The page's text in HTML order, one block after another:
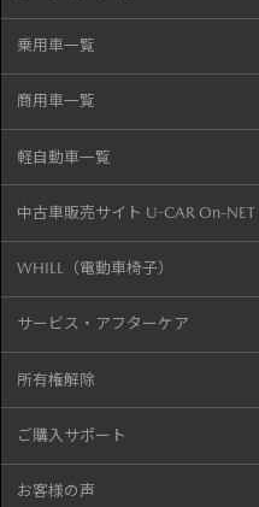
乗用車一覧
商用車一覧
軽自動車一覧
中古車販売サイト U-CAR On-NET
WHILL（電動車椅子）
サービス・アフターケア
所有権解除
ご購入サポート
お客様の声